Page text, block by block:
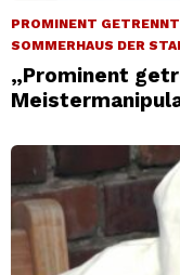
PROMINENT GETRENNT
SOMMERHAUS DER
„Prominent